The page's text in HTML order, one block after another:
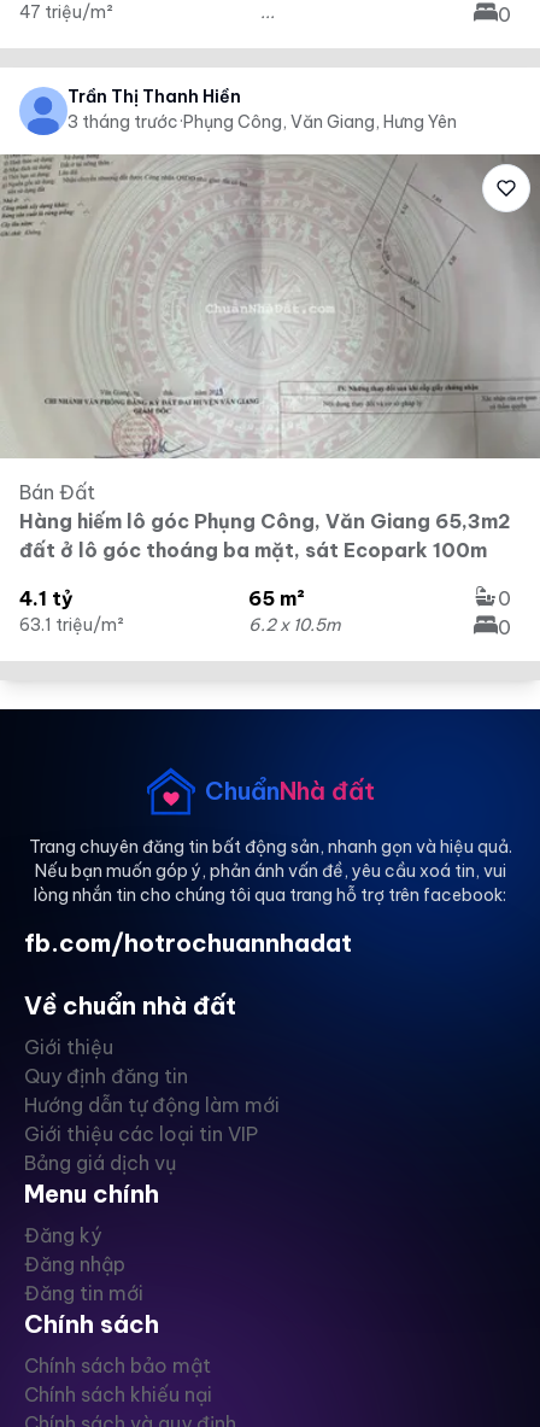
47 triệu/m² ...
0
Trần Thị Thanh Hiền
3 tháng trước·Phụng Công, Văn Giang, Hưng Yên
Bán Đất
Hàng hiếm lô góc Phụng Công, Văn Giang 65,3m2
đất ở lô góc thoáng ba mặt, sát Ecopark 100m
4.1 tỷ
63.1 triệu/m²
65 m²
6.2 x 10.5m
0
0
ChuẩnNhà đất
Trang chuyên đăng tin bất động sản, nhanh gọn và hiệu quả.
Nếu bạn muốn góp ý, phản ánh vấn đề, yêu cầu xoá tin, vui
lòng nhắn tin cho chúng tôi qua trang hỗ trợ trên facebook:
fb.com/hotrochuannhadat
Về chuẩn nhà đất
Giới thiệu
Quy định đăng tin
Hướng dẫn tự động làm mới
Giới thiệu các loại tin VIP
Bảng giá dịch vụ
Menu chính
Đăng ký
Đăng nhập
Đăng tin mới
Chính sách
Chính sách bảo mật
Chính sách khiếu nại